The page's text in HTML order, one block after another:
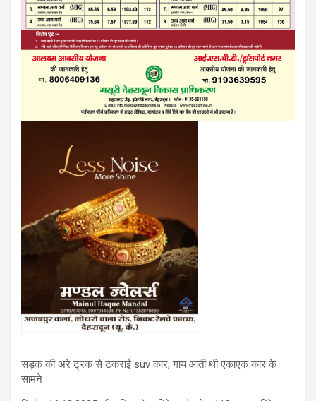
सड़क की अरे ट्रक से टकराई suv कार, गाय आती थी एकाएक कार के
सामने